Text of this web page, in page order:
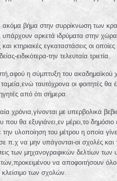
ακόμα βήμα στην συρρίκνωση των
υπάρχουν αρκετά ιδρύματα στην
κτηριακές εγκαταστάσεις οι
ειδικότερα-την τελευταία τριετία.
η σύμπτυξη του ακαδημαϊκού
ταυτόχρονα οι φοιτητές
από ότι σήμερα.
χρόνια,γίνονται με υπερβολικά
θα εξυγιάνει,εν μέρει,το δημόσιο
υλοποίηση του μέτρου η οποία
π.χ να μην υπάγονται-οι σχολές και
των μηχανογραφικών δελτίων των
να αποφοιτήσουν όλοι
των σχολών.